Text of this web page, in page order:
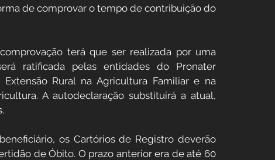
de comprovar o tempo de contribuição do
terá que ser realizada por uma
ratificada pelas entidades do Pronater
Rural na Agricultura Familiar e na
A autodeclaração substituirá a atual,
os Cartórios de Registro deverão
de Óbito. O prazo anterior era de até 60